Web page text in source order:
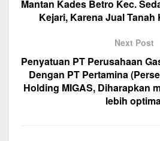
o
k
p m
Mantan Kades Betro Kec.
Kejari, Karena Jual Tanah
Next Post
Penyatuan PT Perusahaan
Dengan PT Pertamina
Holding MIGAS, Diharapkan
lebih